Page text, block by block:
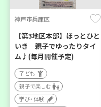
神戸市兵庫区
【第3地区本部】ほっとひと
いき 親子でゆったりタイ
ム♪(毎月開催予定)
子ども
親子で楽しむ
学び・体験